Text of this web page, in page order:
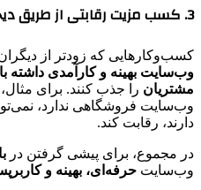
3. کسب مزیت رقابتی از طریق دیجیتالی شدن
کسب‌وکارهایی که زودتر از
وب‌سایت بهینه و کارآمدی داشته
مشتریان را جذب کنند. برای
وب‌سایت فروشگاهی ندارد،
دارند، رقابت کند.
در مجموع، برای پیشی گرفتن در
وب‌سایت حرفه‌ای، بهینه و